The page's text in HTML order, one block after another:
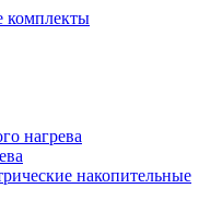
комплекты
нагрева
накопительные